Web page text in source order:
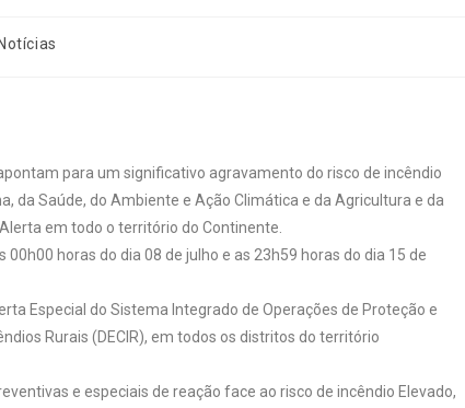
Notícias
para um significativo agravamento do risco de incêndio
da Saúde, do Ambiente e Ação Climática e da Agricultura e da
em todo o território do Continente.
horas do dia 08 de julho e as 23h59 horas do dia 15 de
Especial do Sistema Integrado de Operações de Proteção e
Rurais (DECIR), em todos os distritos do território
e especiais de reação face ao risco de incêndio Elevado,